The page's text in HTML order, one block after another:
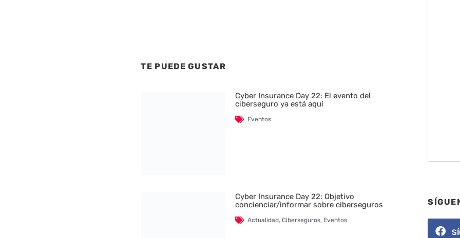
TE PUEDE GUSTAR
Cyber Insurance Day 22: El evento del
ciberseguro ya está aquí
Eventos
Cyber Insurance Day 22: Objetivo
concienciar/informar sobre ciberseguros
Actualidad, Ciberseguros, Eventos